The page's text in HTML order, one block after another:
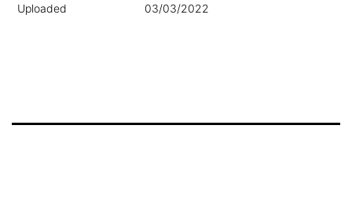
Uploaded
03/03/2022